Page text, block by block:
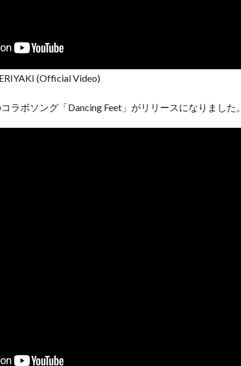
(Official Video)
ラボソング「Dancing Feet」がリリースになりました。